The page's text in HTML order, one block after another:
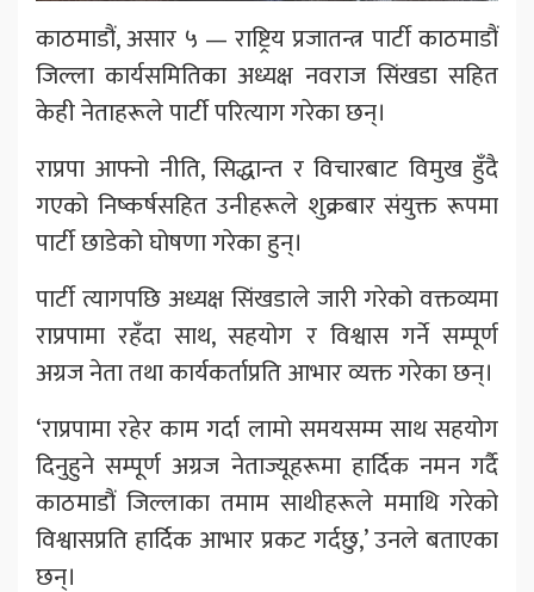
काठमाडौं, असार ५ — राष्ट्रिय प्रजातन्त्र पार्टी काठमाडौं
जिल्ला कार्यसमितिका अध्यक्ष नवराज सिंखडा सहित
केही नेताहरूले पार्टी परित्याग गरेका छन्।
राप्रपा आफ्नो नीति, सिद्धान्त र विचारबाट विमुख हुँदै
गएको निष्कर्षसहित उनीहरूले शुक्रबार संयुक्त रूपमा
पार्टी छाडेको घोषणा गरेका हुन्।
पार्टी त्यागपछि अध्यक्ष सिंखडाले जारी गरेको वक्तव्यमा
राप्रपामा रहँदा साथ, सहयोग र विश्वास गर्ने सम्पूर्ण
अग्रज नेता तथा कार्यकर्ताप्रति आभार व्यक्त गरेका छन्।
‘राप्रपामा रहेर काम गर्दा लामो समयसम्म साथ सहयोग
दिनुहुने सम्पूर्ण अग्रज नेताज्यूहरूमा हार्दिक नमन गर्दै
काठमाडौं जिल्लाका तमाम साथीहरूले ममाथि गरेको
विश्वासप्रति हार्दिक आभार प्रकट गर्दछु,’ उनले बताएका
छन्।